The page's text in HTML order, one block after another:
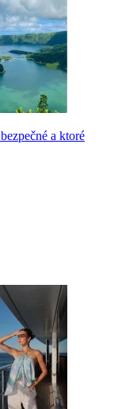
a ktoré